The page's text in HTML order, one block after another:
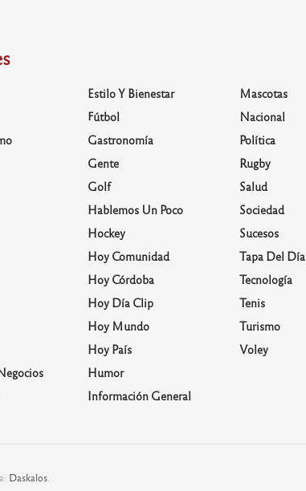
Estilo Y Bienestar
Fútbol
Gastronomía
Gente
Golf
Hablemos Un Poco
Hockey
Hoy Comunidad
Hoy Córdoba
Hoy Día Clip
Hoy Mundo
Hoy País
Humor
Información General
Mascotas
Nacional
Política
Rugby
Salud
Sociedad
Sucesos
Tapa Del Día
Tecnología
Tenis
Turismo
Voley
Daskalos.